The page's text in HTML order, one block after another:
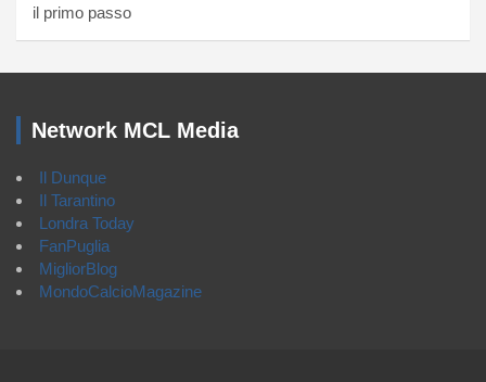
il primo passo
Network MCL Media
Il Dunque
Il Tarantino
Londra Today
FanPuglia
MigliorBlog
MondoCalcioMagazine